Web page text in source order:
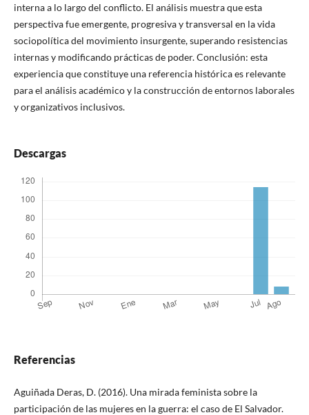
interna a lo largo del conflicto. El análisis muestra que esta
perspectiva fue emergente, progresiva y transversal en la vida
sociopolítica del movimiento insurgente, superando resistencias
internas y modificando prácticas de poder. Conclusión: esta
experiencia que constituye una referencia histórica es relevante
para el análisis académico y la construcción de entornos laborales
y organizativos inclusivos.
Descargas
Referencias
Aguiñada Deras, D. (2016). Una mirada feminista sobre la
participación de las mujeres en la guerra: el caso de El Salvador.